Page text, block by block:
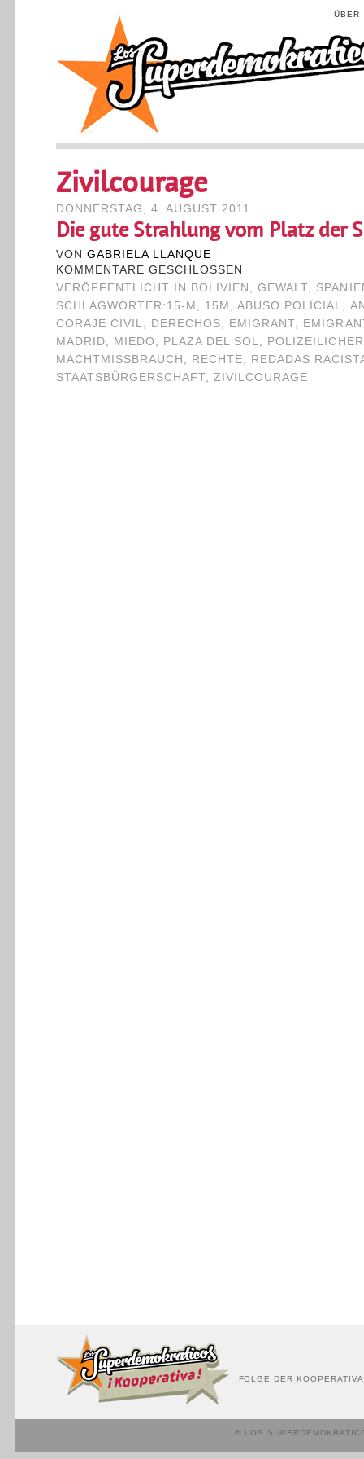
ÜBER
Zivilcourage
DONNERSTAG, 4. AUGUST 2011
Die gute Strahlung vom Platz der
VON GABRIELA LLANQUE
KOMMENTARE GESCHLOSSEN
VERÖFFENTLICHT IN
BOLIVIEN ,GEWALT,
SCHLAGWÖRTER: 15-M , 15M ,ABUSO POLICIAL,
CORAJE CIVIL, DERECHOS, EMIGRANT,
MADRID, MIEDO , PLAZA DEL SOL, POLIZEILICHER
MACHTMISSBRAUCH , RECHTE, REDADAS
STAATSBÜRGERSCHAFT, ZIVILCOURAGE
FOLGE DER
© LOS